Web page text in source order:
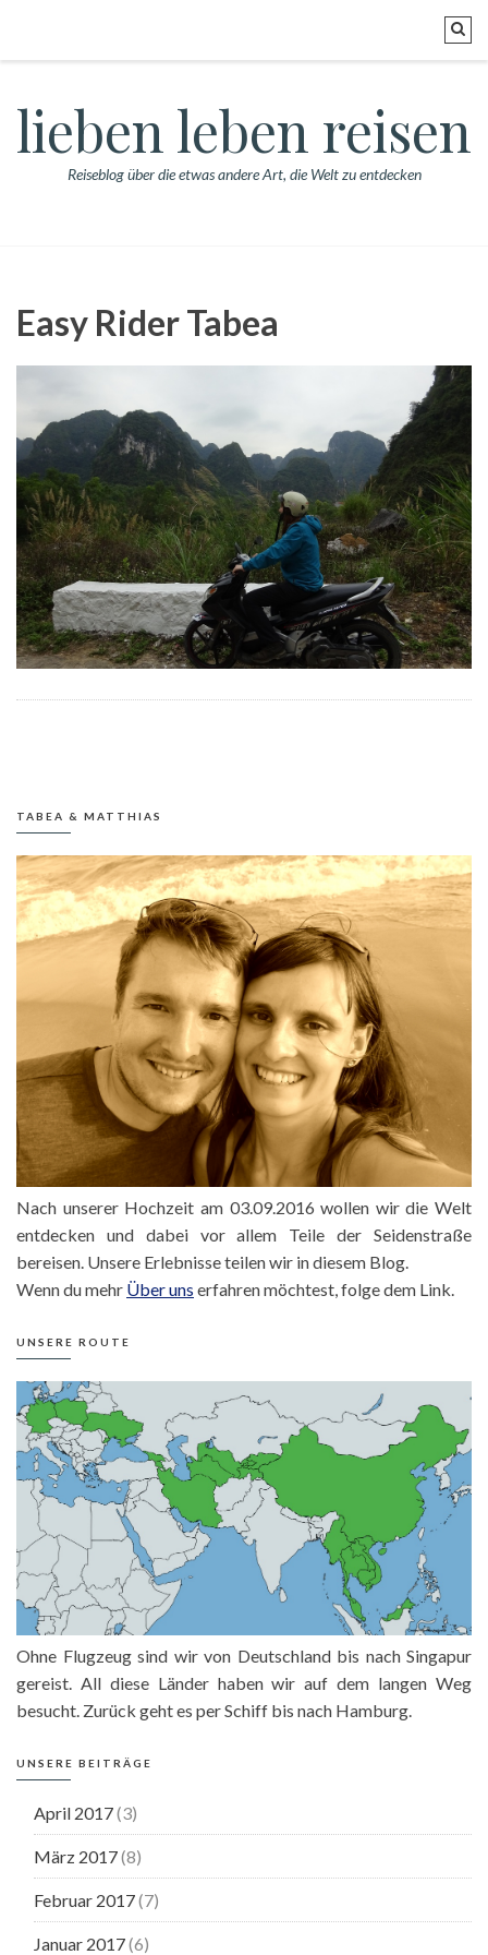
lieben leben reisen
Reiseblog über die etwas andere Art, die Welt zu entdecken
Easy Rider Tabea
TABEA & MATTHIAS
Nach unserer Hochzeit am 03.09.2016 wollen wir die Welt
entdecken und dabei vor allem Teile der Seidenstraße
bereisen. Unsere Erlebnisse teilen wir in diesem Blog.
Wenn du mehr Über uns erfahren möchtest, folge dem Link.
UNSERE ROUTE
Ohne Flugzeug sind wir von Deutschland bis nach Singapur
gereist. All diese Länder haben wir auf dem langen Weg
besucht. Zurück geht es per Schiff bis nach Hamburg.
UNSERE BEITRÄGE
April 2017(3)
März 2017(8)
Februar 2017(7)
Januar 2017(6)